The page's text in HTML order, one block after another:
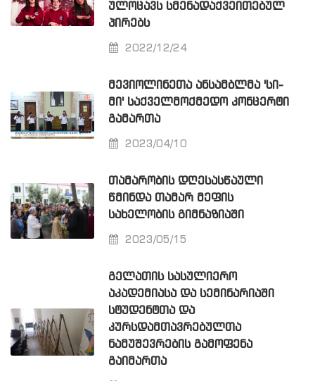
ᲣᲚᲝᲪᲐᲕᲡ ᲡᲛᲔᲜᲐᲓᲐᲥᲕᲔᲘᲗᲔᲑᲣᲚ
ᲞᲘᲠᲔᲑᲡ
2022/12/24
ᲛᲔᲕᲘᲝᲚᲘᲜᲔᲗᲐ ᲐᲜᲡᲐᲛᲑᲚᲛᲐ 'ᲡᲘ-
ᲛᲘ' ᲡᲐᲥᲕᲔᲚᲛᲝᲥᲛᲔᲓᲝ ᲙᲝᲜᲪᲔᲠᲢᲘ
ᲒᲐᲛᲐᲠᲗᲐ
2023/04/10
ᲗᲐᲛᲐᲠᲝᲑᲘᲡ ᲓᲦᲔᲡᲐᲡᲬᲐᲣᲚᲘ
ᲬᲛᲘᲜᲓᲐ ᲗᲐᲛᲐᲠ ᲛᲔᲤᲘᲡ
ᲡᲐᲮᲔᲚᲝᲑᲘᲡ ᲒᲘᲛᲜᲐᲖᲘᲐᲨᲘ
2023/05/15
ᲒᲔᲚᲐᲗᲘᲡ ᲡᲐᲡᲣᲚᲘᲔᲠᲝ
ᲐᲙᲐᲓᲔᲛᲘᲐᲡᲐ ᲓᲐ ᲡᲔᲛᲘᲜᲐᲠᲘᲐᲨᲘ
ᲡᲢᲣᲓᲔᲜᲢᲗᲐ ᲓᲐ
ᲙᲣᲠᲡᲓᲐᲛᲗᲐᲕᲠᲔᲑᲣᲚᲗᲐ
ᲜᲐᲛᲣᲨᲔᲕᲠᲔᲑᲘᲡ ᲒᲐᲛᲝᲤᲔᲜᲐ
ᲒᲐᲘᲛᲐᲠᲗᲐ